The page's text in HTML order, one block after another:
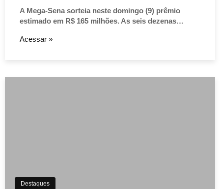
A Mega-Sena sorteia neste domingo (9) prêmio
estimado em R$ 165 milhões. As seis dezenas…
Acessar »
Destaques